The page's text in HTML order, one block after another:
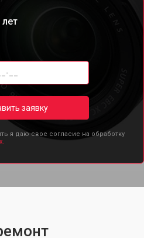
лет
заявку
я даю свое согласие на обработку